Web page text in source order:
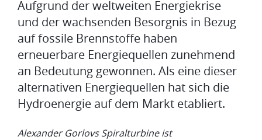
Aufgrund der weltweiten Energiekrise
und der wachsenden Besorgnis in Bezug
auf fossile Brennstoffe haben
erneuerbare Energiequellen zunehmend
an Bedeutung gewonnen. Als eine dieser
alternativen Energiequellen hat sich die
Hydroenergie auf dem Markt etabliert.
Alexander Gorlovs Spiralturbine ist